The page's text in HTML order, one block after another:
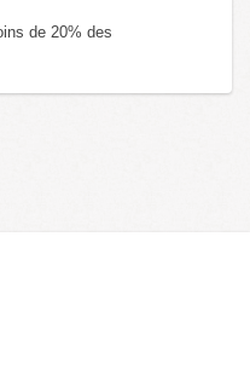
de 20% des